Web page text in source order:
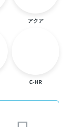
アクア
C-HR